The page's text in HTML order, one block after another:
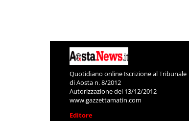
Quotidiano online Iscrizione al Tribunale
di Aosta n. 8/2012
Autorizzazione del 13/12/2012
www.gazzettamatin.com
Editore